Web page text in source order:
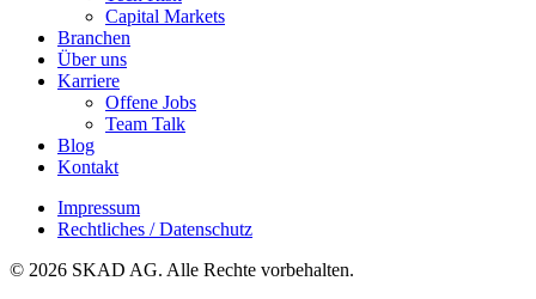
Capital Markets
Branchen
Über uns
Karriere
Offene Jobs
Team Talk
Blog
Kontakt
Impressum
Rechtliches / Datenschutz
© 2026 SKAD AG. Alle Rechte vorbehalten.